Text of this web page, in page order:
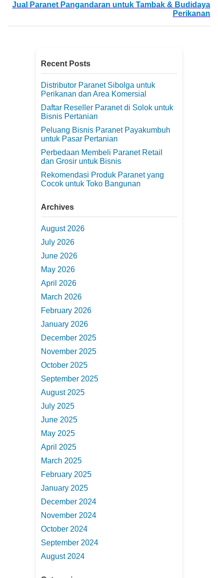
Jual Paranet Pangandaran untuk Tambak & Budidaya
Perikanan
Recent Posts
Distributor Paranet Sibolga untuk
Perikanan dan Area Komersial
Daftar Reseller Paranet di Solok untuk
Bisnis Pertanian
Peluang Bisnis Paranet Payakumbuh
untuk Pasar Pertanian
Perbedaan Membeli Paranet Retail
dan Grosir untuk Bisnis
Rekomendasi Produk Paranet yang
Cocok untuk Toko Bangunan
Archives
August 2026
July 2026
June 2026
May 2026
April 2026
March 2026
February 2026
January 2026
December 2025
November 2025
October 2025
September 2025
August 2025
July 2025
June 2025
May 2025
April 2025
March 2025
February 2025
January 2025
December 2024
November 2024
October 2024
September 2024
August 2024